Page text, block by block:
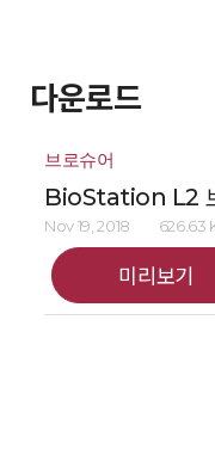
다운로드
브로슈어
BioStation L2
Nov 19, 2018 626.63
미리보기